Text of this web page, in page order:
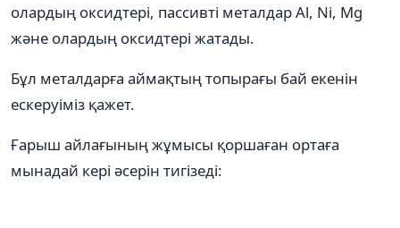
олардың оксидтері, пассивті металдар Al, Ni, Mg
және олардың оксидтері жатады.
Бұл металдарға аймақтың топырағы бай екенін
ескеруіміз қажет.
Ғарыш айлағының жұмысы қоршаған ортаға
мынадай кері әсерін тигізеді: